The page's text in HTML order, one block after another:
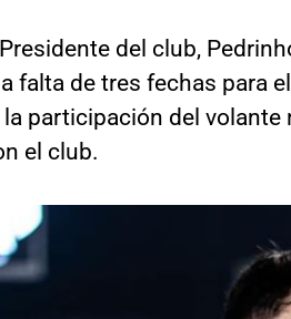
del club,
falta de tres fechas para
participación del volante
el club.